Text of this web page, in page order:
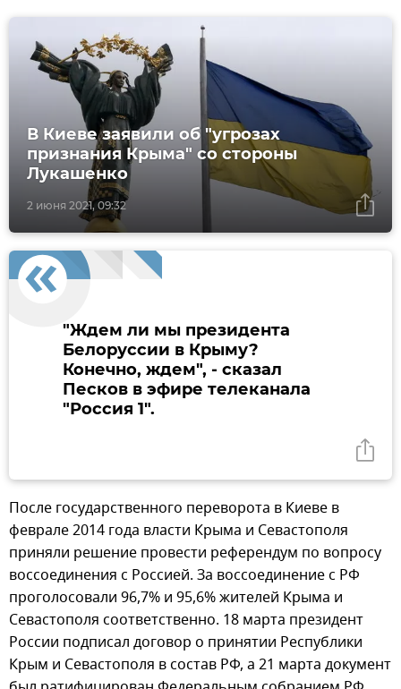
2 июня 2021, 09:32
В Киеве заявили об "угрозах
признания Крыма" со стороны
Лукашенко
"Ждем ли мы президента
Белоруссии в Крыму?
Конечно, ждем", - сказал
Песков в эфире телеканала
"Россия 1".
После государственного переворота в Киеве в
феврале 2014 года власти Крыма и Севастополя
приняли решение провести референдум по вопросу
воссоединения с Россией. За воссоединение с РФ
проголосовали 96,7% и 95,6% жителей Крыма и
Севастополя соответственно. 18 марта президент
России подписал договор о принятии Республики
Крым и Севастополя в состав РФ, а 21 марта документ